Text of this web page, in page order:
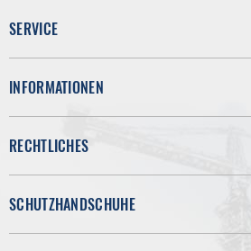
SERVICE
INFORMATIONEN
RECHTLICHES
SCHUTZHANDSCHUHE